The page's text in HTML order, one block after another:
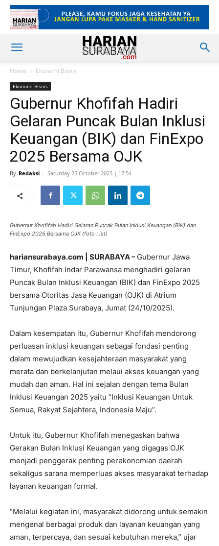
Home Ekonomi Bisnis
Ekonomi Bisnis
Gubernur Khofifah Hadiri
Gelaran Puncak Bulan Inklusi
Keuangan (BIK) dan FinExpo
2025 Bersama OJK
By Redaksi - Saturday 25 October 2025 | 17:54
Gubernur Khofifah Hadiri Gelaran Puncak Bulan Inklusi Keuangan (BIK) dan
FinExpo 2025 Bersama OJK (foto : ist)
hariansurabaya.com | SURABAYA – Gubernur Jawa
Timur, Khofifah Indar Parawansa menghadiri gelaran
Puncak Bulan Inklusi Keuangan (BIK) dan FinExpo 2025
bersama Otoritas Jasa Keuangan (OJK) di Atrium
Tunjungan Plaza Surabaya, Jumat (24/10/2025).
Dalam kesempatan itu, Gubernur Khofifah mendorong
perluasan inklusi keuangan sebagai fondasi penting
dalam mewujudkan kesejahteraan masyarakat yang
merata dan berkelanjutan melaui akses keuangan yang
mudah dan aman. Hal ini sejalan dengan tema Bulan
Inklusi Keuangan 2025 yaitu “Inklusi Keuangan Untuk
Semua, Rakyat Sejahtera, Indonesia Maju”.
Untuk itu, Gubernur Khofifah menegaskan bahwa
Gerakan Bulan Inklusi Keuangan yang digagas OJK
menjadi penggerak penting perekonomian daerah
sekaligus sarana memperluas akses masyarakat terhadap
layanan keuangan formal.
“Melalui kegiatan ini, masyarakat didorong untuk semakin
mengenal berbagai produk dan layanan keuangan yang
aman, terpercaya, dan sesuai kebutuhan mereka,” ujar